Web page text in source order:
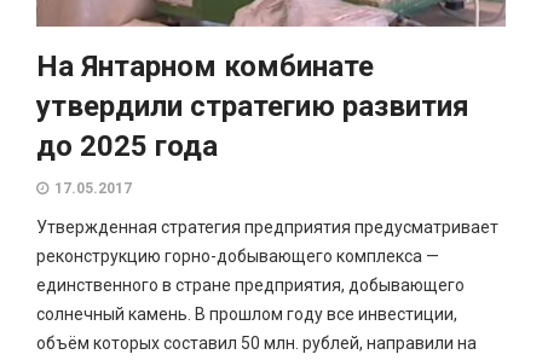
На Янтарном комбинате
утвердили стратегию развития
до 2025 года
17.05.2017
Утвержденная стратегия предприятия предусматривает
реконструкцию горно-добывающего комплекса —
единственного в стране предприятия, добывающего
солнечный камень. В прошлом году все инвестиции,
объём которых составил 50 млн. рублей, направили на